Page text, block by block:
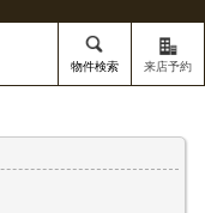
物件検索 来店予約